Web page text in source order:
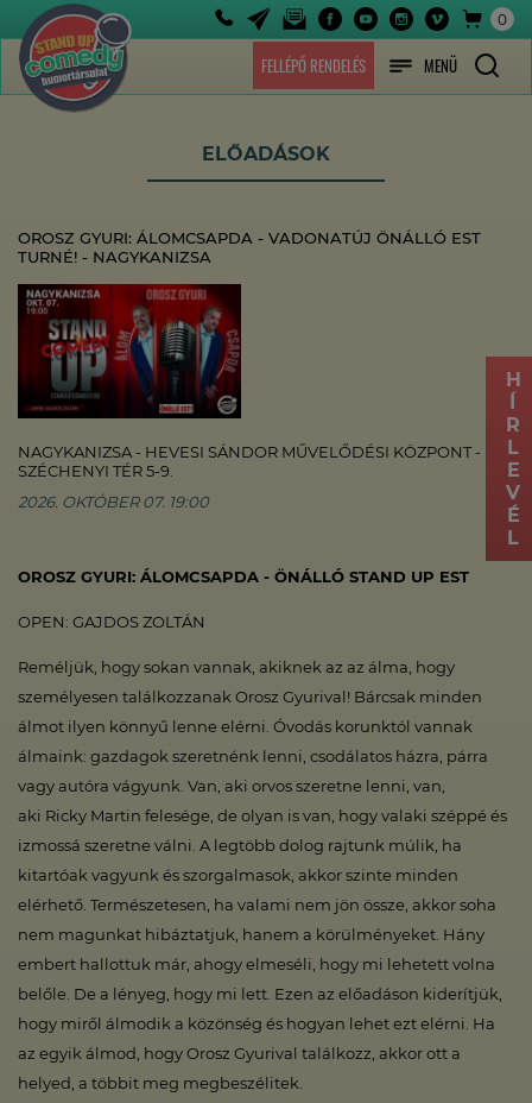
0
FELLÉPŐ RENDELÉS MENÜ
HÍRLEVÉL
ELŐADÁSOK
OROSZ GYURI: ÁLOMCSAPDA - VADONATÚJ ÖNÁLLÓ EST
TURNÉ! - NAGYKANIZSA
NAGYKANIZSA - HEVESI SÁNDOR MŰVELŐDÉSI KÖZPONT -
SZÉCHENYI TÉR 5-9.
2026. OKTÓBER 07. 19:00
OROSZ GYURI: ÁLOMCSAPDA - ÖNÁLLÓ STAND UP EST
OPEN: GAJDOS ZOLTÁN
Reméljük, hogy sokan vannak, akiknek az az álma, hogy
személyesen találkozzanak Orosz Gyurival! Bárcsak minden
álmot ilyen könnyű lenne elérni. Óvodás korunktól vannak
álmaink: gazdagok szeretnénk lenni, csodálatos házra, párra
vagy autóra vágyunk. Van, aki orvos szeretne lenni, van,
aki Ricky Martin felesége, de olyan is van, hogy valaki széppé és
izmossá szeretne válni. A legtöbb dolog rajtunk múlik, ha
kitartóak vagyunk és szorgalmasok, akkor szinte minden
elérhető. Természetesen, ha valami nem jön össze, akkor soha
nem magunkat hibáztatjuk, hanem a körülményeket. Hány
embert hallottuk már, ahogy elmeséli, hogy mi lehetett volna
belőle. De a lényeg, hogy mi lett. Ezen az előadáson kiderítjük,
hogy miről álmodik a közönség és hogyan lehet ezt elérni. Ha
az egyik álmod, hogy Orosz Gyurival találkozz, akkor ott a
helyed, a többit meg megbeszélitek.